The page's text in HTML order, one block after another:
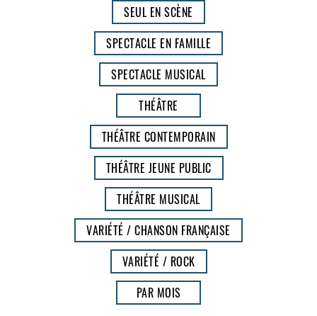
SEUL EN SCÈNE
SPECTACLE EN FAMILLE
SPECTACLE MUSICAL
THÉÂTRE
THÉÂTRE CONTEMPORAIN
THÉÂTRE JEUNE PUBLIC
THÉÂTRE MUSICAL
VARIÉTÉ / CHANSON FRANÇAISE
VARIÉTÉ / ROCK
PAR MOIS